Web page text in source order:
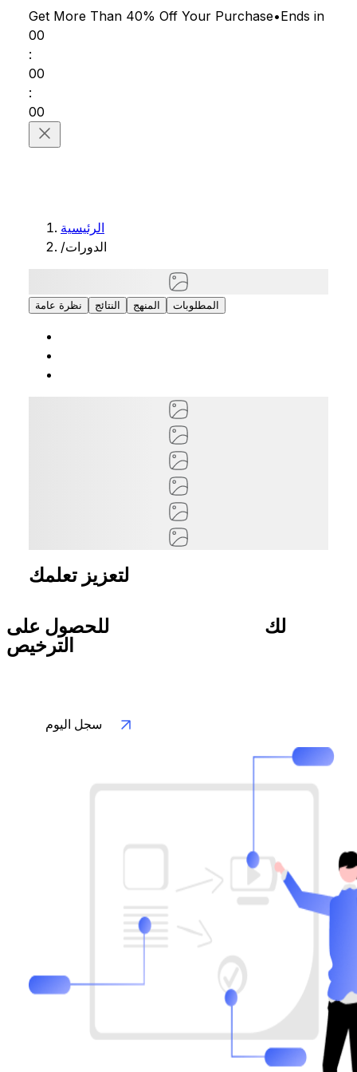
Get More Than 40% Off Your Purchase•Ends in
00
:
00
:
00
الرئيسية
/الدورات
نظرة عامة النتائج المنهج المطلوبات
لتعزيز تعلمك
لك
للحصول على
الترخيص
سجل اليوم